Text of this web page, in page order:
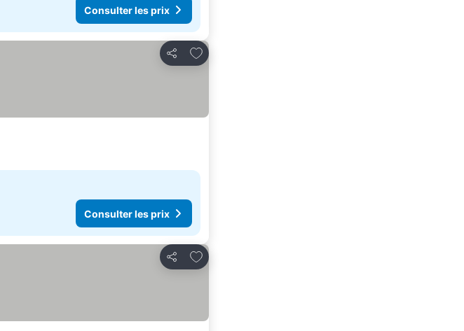
Consulter les prix
Partager
Ajouter à mes favoris
Consulter les prix
Partager
Ajouter à mes favoris